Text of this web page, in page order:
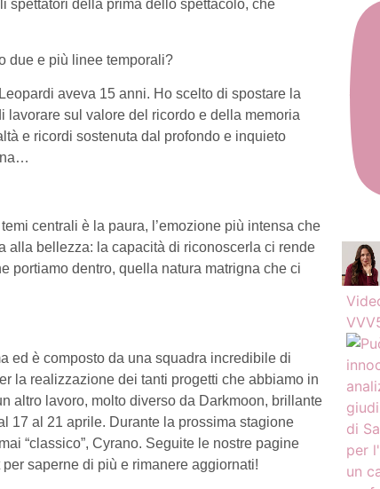
spettatori della prima dello spettacolo, che
due e più linee temporali?
aveva 15 anni. Ho scelto di spostare la
sul valore del ricordo e della memoria
e ricordi sostenuta dal profondo e inquieto
centrali è la paura, l’emozione più intensa che
alla bellezza: la capacità di riconoscerla ci rende
portiamo dentro, quella natura matrigna che ci
ed è composto da una squadra incredibile di
la realizzazione dei tanti progetti che abbiamo in
altro lavoro, molto diverso da Darkmoon, brillante
17 al 21 aprile. Durante la prossima stagione
“classico”, Cyrano. Seguite le nostre pagine
saperne di più e rimanere aggiornati!